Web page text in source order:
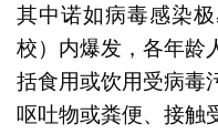
其中诺如病毒感染
校）内爆发，各年龄
括食用或饮用受病毒
呕吐物或粪便、接触